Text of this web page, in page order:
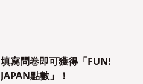
填寫問卷即可獲得「FUN!
JAPAN點數」！